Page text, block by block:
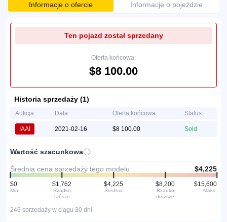
Informacje o ofercie Informacje o pojeździe
Ten pojazd został sprzedany
Oferta końcowa:
$8 100.00
Historia sprzedaży (1)
Aukcja Data Oferta końcowa Status
IAAI 2021-02-16 $8 100.00 Sold
Wartość szacunkowa
Średnia cena sprzedaży tego modelu $4,225
$0
Min.
$1,762
Rzadko
tańsze
$4,225
Średnia
$8,200
Rzadko
droższe
$15,600
Maks.
246 sprzedaży w ciągu 30 dni